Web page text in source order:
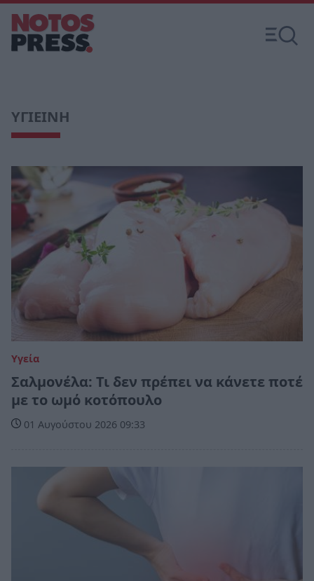
ΥΓΙΕΙΝΗ
Υγεία
Σαλμονέλα: Τι δεν πρέπει να κάνετε ποτέ
με το ωμό κοτόπουλο
01 Αυγούστου 2026 09:33